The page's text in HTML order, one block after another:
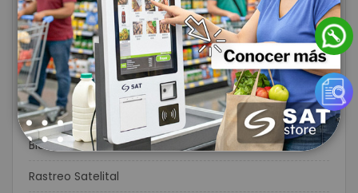
Protección de Energía Eléctrica
Circuito Cerrado de Televisión
CCTV
Controles de Acceso y Asistencia
Biometricos
Rastreo Satelital